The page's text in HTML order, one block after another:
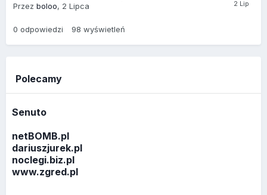
Przez boloo, 2 Lipca
0 odpowiedzi 98 wyświetleń
Polecamy
Senuto
netBOMB.pl
dariuszjurek.pl
noclegi.biz.pl
www.zgred.pl